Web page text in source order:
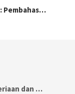
Pembahas…
dan …